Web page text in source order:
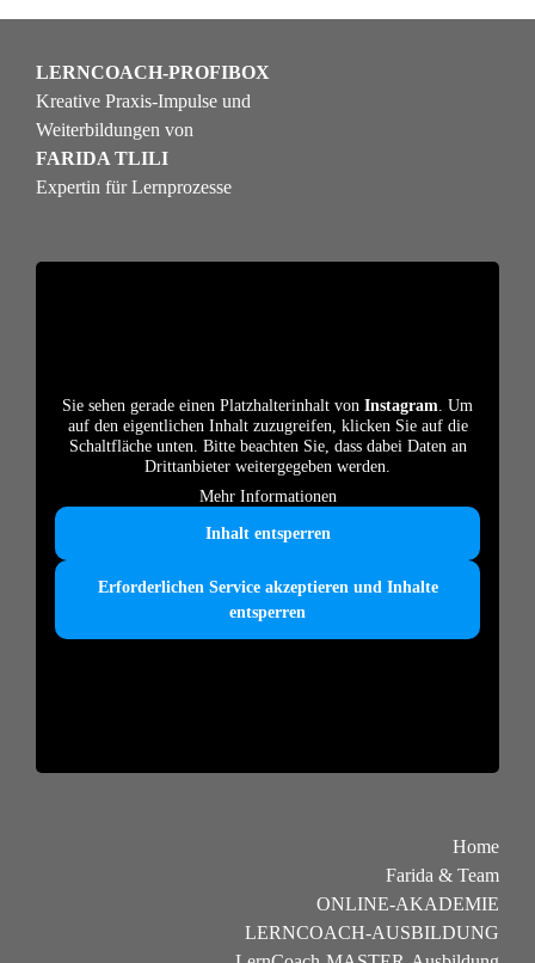
LERNCOACH-PROFIBOX
Kreative Praxis-Impulse und
Weiterbildungen von
FARIDA TLILI
Expertin für Lernprozesse
Sie sehen gerade einen Platzhalterinhalt von Instagram . Um
auf den eigentlichen Inhalt zuzugreifen, klicken Sie auf die
Schaltfläche unten. Bitte beachten Sie, dass dabei Daten an
Drittanbieter weitergegeben werden.
Mehr Informationen
Inhalt entsperren
Erforderlichen Service akzeptieren und Inhalte
entsperren
Home
Farida & Team
ONLINE-AKADEMIE
LERNCOACH-AUSBILDUNG